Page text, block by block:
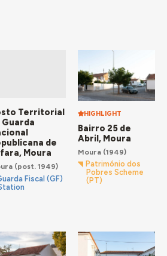
Territorial
Guarda
de
Moura
(post. 1949)
Fiscal (GF)
HIGHLIGHT
Bairro 25 de
Abril, Moura
Moura (1949)
Património dos
Pobres Scheme
(PT)